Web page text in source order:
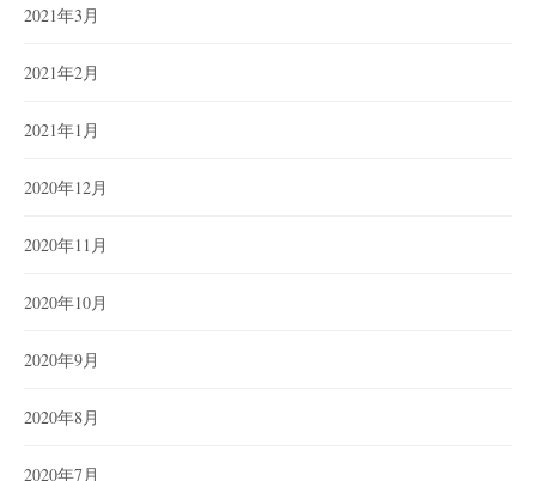
2021年3月
2021年2月
2021年1月
2020年12月
2020年11月
2020年10月
2020年9月
2020年8月
2020年7月